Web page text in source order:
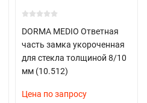
DORMA MEDIO Ответная
часть замка укороченная
для стекла толщиной 8/10
мм (10.512)
Цена по запросу